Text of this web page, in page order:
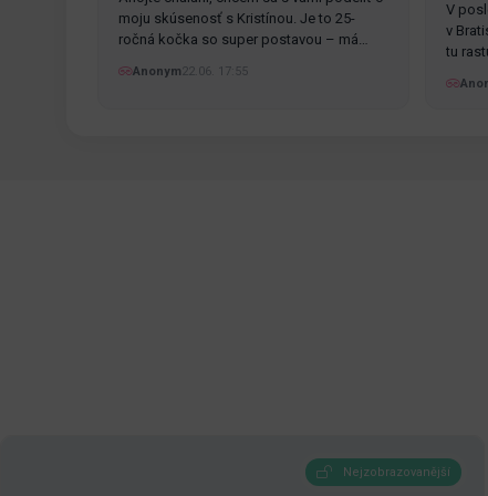
moju skúsenosť s Kristínou. Je to 25-
ročná kočka so super postavou – má
Anonym22.06. 17:55
V
v
tu
Nejzobrazovanější